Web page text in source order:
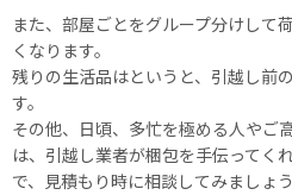
また、部屋ごとをグループ分けして
くなります。
残りの生活品はというと、引越し前
す。
その他、日頃、多忙を極める人やご
は、引越し業者が梱包を手伝ってく
で、見積もり時に相談してみましょう